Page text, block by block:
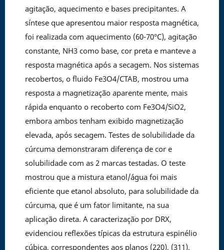
agitação, aquecimento e bases precipitantes. A
síntese que apresentou maior resposta magnética,
foi realizada com aquecimento (60-70°C), agitação
constante, NH3 como base, cor preta e manteve a
resposta magnética após a secagem. Nos sistemas
recobertos, o fluido Fe3O4/CTAB, mostrou uma
resposta a magnetização aparente mente, mais
rápida enquanto o recoberto com Fe3O4/SiO2,
embora ambos tenham exibido magnetização
elevada, após secagem. Testes de solubilidade da
cúrcuma demonstraram diferença de cor e
solubilidade com as 2 marcas testadas. O teste
mostrou que a mistura etanol/água foi mais
eficiente que etanol absoluto, para solubilidade da
cúrcuma, que é um fator limitante, na sua
aplicação direta. A caracterização por DRX,
evidenciou reflexões típicas da estrutura espinélio
cúbica, correspondentes aos planos (220), (311),